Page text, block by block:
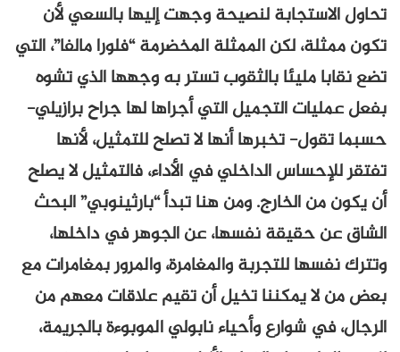
تحاول الاستجابة لنصيحة وجهت إليها بالسعي لأن
تكون ممثلة، لكن الممثلة المخضرمة “فلورا مالفا”، التي
تضع نقابا مليئا بالثقوب تستر به وجهها الذي تشوه
بفعل عمليات التجميل التي أجراها لها جراح برازيلي-
حسبما تقول- تخبرها أنها لا تصلح للتمثيل، لأنها
تفتقر للإحساس الداخلي في الأداء، فالتمثيل لا يصلح
أن يكون من الخارج. ومن هنا تبدأ “بارثينوبي” البحث
الشاق عن حقيقة نفسها، عن الجوهر في داخلها،
وتترك نفسها للتجربة والمغامرة، والمرور بمغامرات مع
بعض من لا يمكننا تخيل أن تقيم علاقات معهم من
الرجال، في شوارع وأحياء نابولي الموبوءة بالجريمة،